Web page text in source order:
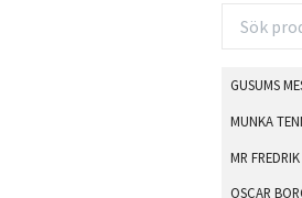
GUSUMS
MUNKA
MR
OSCAR